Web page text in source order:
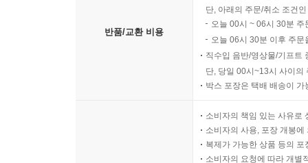
반품/교환 비용
단, 아래의 주문/취소 조건
오늘 00시 ~ 06시 30분
오늘 06시 30분 이후 주
직수입 음반/영상물/기프트
단, 당일 00시~13시 사이의
박스 포장은 택배 배송이
소비자의 책임 있는 사유로
소비자의 사용, 포장 개봉
복제가 가능한 상품 등의
소비자의 요청에 따라 개별